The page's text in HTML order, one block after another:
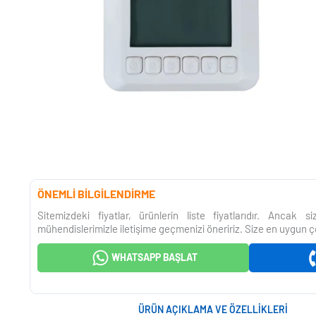
ÖNEMLİ BİLGİLENDİRME
Sitemizdeki fiyatlar, ürünlerin liste fiyatlarıdır. Ancak
mühendislerimizle iletişime geçmenizi öneririz. Size en uygun
WHATSAPP BAŞLAT
ÜRÜN AÇIKLAMA VE ÖZELLIKLERI